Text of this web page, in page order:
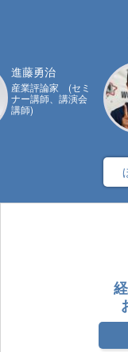
進藤勇治
産業評論家 (セミ
ナー講師、講演会
講師)